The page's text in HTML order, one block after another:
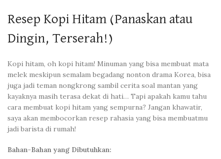
Resep Kopi Hitam (Panaskan atau
Dingin, Terserah!)
Kopi hitam, oh kopi hitam! Minuman yang bisa membuat mata
melek meskipun semalam begadang nonton drama Korea, bisa
juga jadi teman nongkrong sambil cerita soal mantan yang
kayaknya masih terasa dekat di hati… Tapi apakah kamu tahu
cara membuat kopi hitam yang sempurna? Jangan khawatir,
saya akan membocorkan resep rahasia yang bisa membuatmu
jadi barista di rumah!
Bahan-Bahan yang Dibutuhkan: